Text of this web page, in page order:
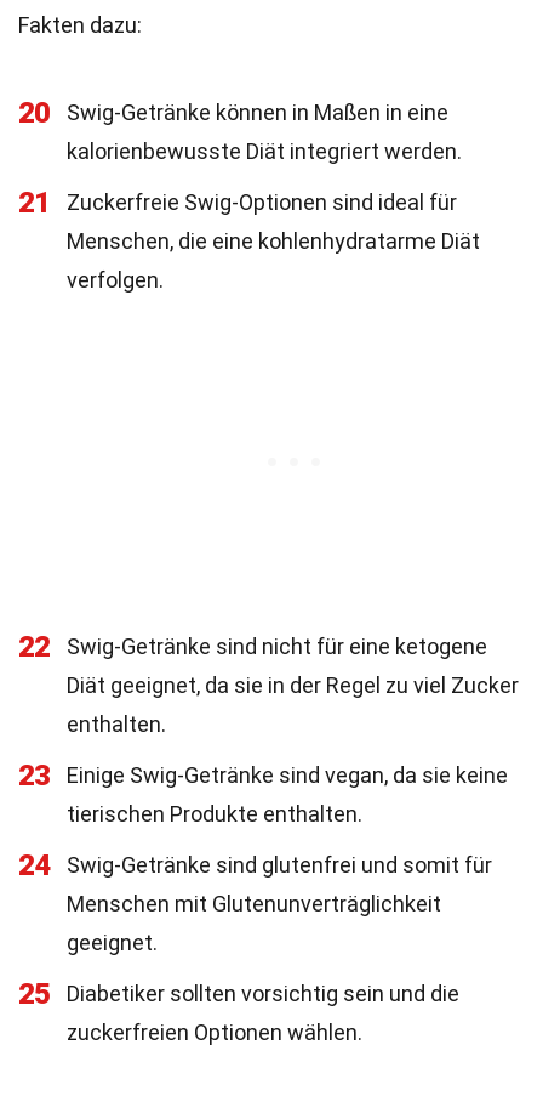
Fakten dazu:
20
Swig-Getränke können in Maßen in eine
kalorienbewusste Diät integriert werden.
21
Zuckerfreie Swig-Optionen sind ideal für
Menschen, die eine kohlenhydratarme Diät
verfolgen.
22
Swig-Getränke sind nicht für eine ketogene
Diät geeignet, da sie in der Regel zu viel Zucker
enthalten.
23
Einige Swig-Getränke sind vegan, da sie keine
tierischen Produkte enthalten.
24
Swig-Getränke sind glutenfrei und somit für
Menschen mit Glutenunverträglichkeit
geeignet.
25
Diabetiker sollten vorsichtig sein und die
zuckerfreien Optionen wählen.